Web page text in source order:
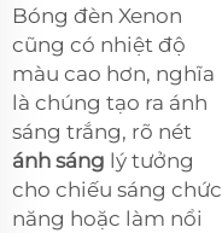
Bóng đèn Xenon
cũng có nhiệt độ
màu cao hơn, nghĩa
là chúng tạo ra ánh
sáng trắng, rõ nét
ánh sáng lý tưởng
cho chiếu sáng chức
năng hoặc làm nổi